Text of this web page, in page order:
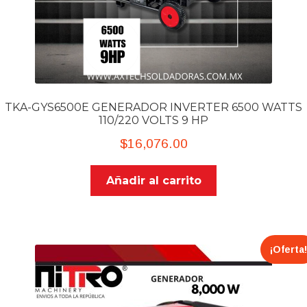
TKA-GYS6500E GENERADOR INVERTER 6500 WATTS
110/220 VOLTS 9 HP
$16,076.00
Añadir al carrito
¡Oferta!